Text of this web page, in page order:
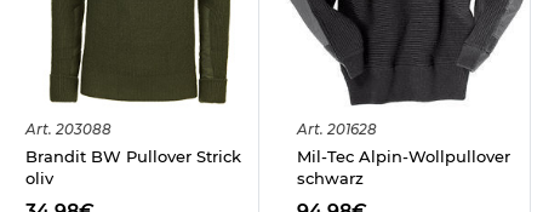
Art. 203088
Brandit BW Pullover Strick
oliv
Art. 201628
Mil-Tec Alpin-Wollpullover
schwarz